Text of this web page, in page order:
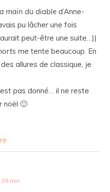
main du diable d’Anne-
pu lâcher une fois
peut-être une suite…))
me tente beaucoup. En
allures de classique, je
pas donné… il ne reste
noël 🙂
min